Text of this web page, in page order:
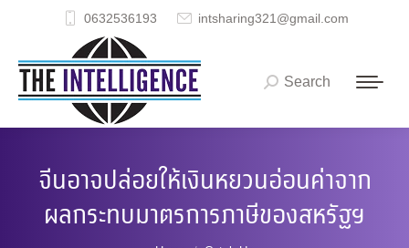
0632536193 intsharing321@gmail.com
Search:
Search
จีนอาจปล่อยให้เงินหยวนอ่อนค่าจาก
ผลกระทบมาตรการภาษีของสหรัฐฯ